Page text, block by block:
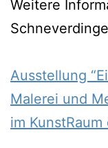
Weitere
Ausstellung
Malerei und
im